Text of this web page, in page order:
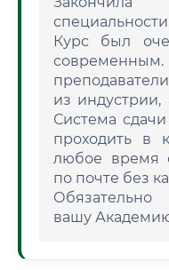
Курс был
из индустрии,
Система
проходить в
любое время
по почте без
вашу